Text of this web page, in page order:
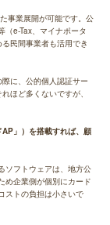
事業展開が可能です。公
（e-Tax、マイナポータ
民間事業者も活用でき
に、公的個人認証サー
ほど多くないですが、
」）を搭載すれば、顧
ソフトウェアは、地方公
め企業側が個別にカード
ストの負担は小さいで